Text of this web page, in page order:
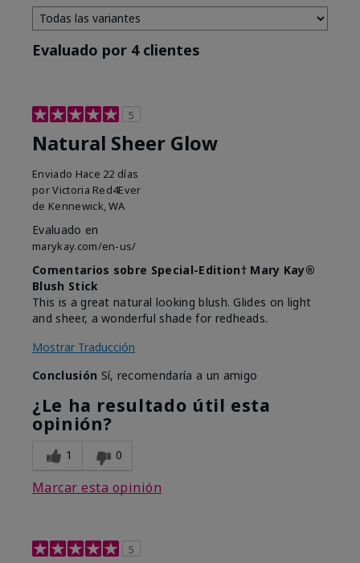
Evaluado por 4 clientes
5
Natural Sheer Glow
Enviado Hace 22 días
porVictoria Red4Ever
de Kennewick, WA
Evaluado en
marykay.com/en-us/
Comentarios sobre Special-Edition† Mary Kay®
Blush Stick
This is a great natural looking blush. Glides on light
and sheer, a wonderful shade for redheads.
Mostrar Traducción
Conclusión Sí, recomendaría a un amigo
¿Le ha resultado útil esta
opinión?
1 0
Marcar esta opinión
5